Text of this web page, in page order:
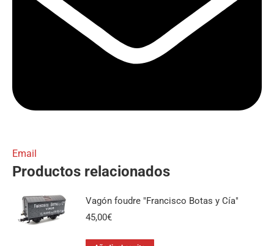
Email
Productos relacionados
Vagón foudre "Francisco Botas y Cía"
45,00€